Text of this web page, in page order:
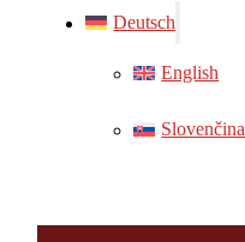
Deutsch
English
Slovenčina